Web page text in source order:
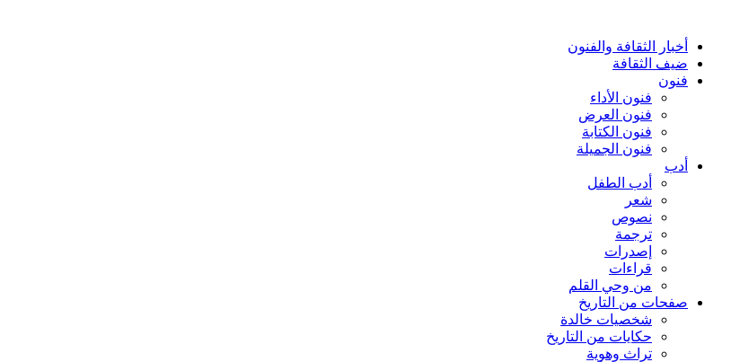
أخبار الثقافة والفنون
ضيف الثقافة
فنون
فنون الأداء
فنون العرض
فنون الكتابة
فنون الجميلة
أدب
أدب الطفل
شعر
نصوص
ترجمة
إصدرات
قراءات
من وحي القلم
صفحات من التاريخ
شخصيات خالدة
حكايات من التاريخ
تراث وهوية